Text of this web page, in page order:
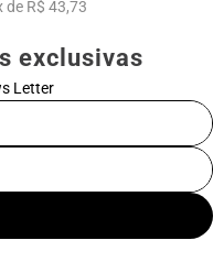
de R$ 43,73
exclusivas
Letter